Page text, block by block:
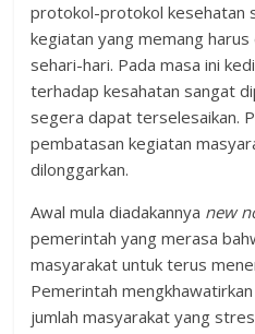
protokol-protokol kesehatan
kegiatan yang memang harus
sehari-hari. Pada masa ini
terhadap kesahatan sangat
segera dapat terselesaikan.
pembatasan kegiatan
dilonggarkan.
Awal mula diadakannya new
pemerintah yang merasa
masyarakat untuk terus
Pemerintah
jumlah masyarakat yang